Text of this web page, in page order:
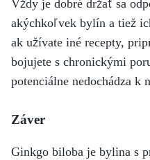
Vždy je dobré držať sa
akýchkoľvek bylín a tiež
ak užívate iné recepty,
bojujete s chronickými
potenciálne nedochádza k
Záver
Ginkgo biloba je bylina s